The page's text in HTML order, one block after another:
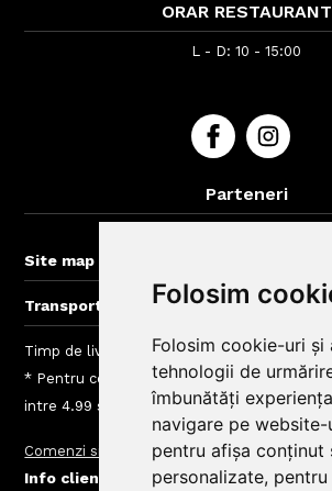
Folosim
Folosim cookie-uri și
tehnologii de
îmbunătăți
navigare pe website-
pentru afișa conținut
personalizate, pentru
ORAR RESTAURANT
L - D: 10 - 15:00
Parteneri
Site map
Transport gratuit la comenzi > 50 lei
Timp de livrare mancare Arad: intre 40 -
* Pentru comenzi mai mici de 50 Lei taxele
intre 4.99 si 10 Lei, depinde de zona de
Comenzi si livrare Taxe Zone de Livrare
Info clienti BigBelly